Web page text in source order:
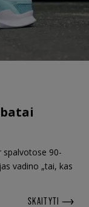
spalvotose 90-
vadino „tai, kas
SKAITYTI